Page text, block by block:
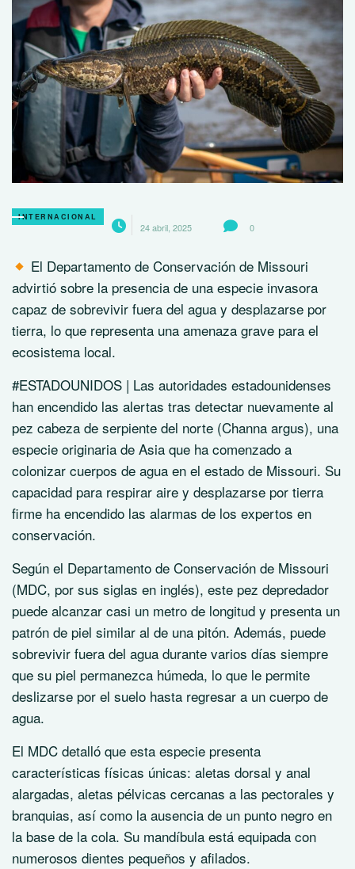
INTERNACIONAL
24 abril, 2025 0
El Departamento de Conservación de Missouri
advirtió sobre la presencia de una especie invasora
capaz de sobrevivir fuera del agua y desplazarse por
tierra, lo que representa una amenaza grave para el
ecosistema local.
#ESTADOUNIDOS | Las autoridades estadounidenses
han encendido las alertas tras detectar nuevamente al
pez cabeza de serpiente del norte (Channa argus), una
especie originaria de Asia que ha comenzado a
colonizar cuerpos de agua en el estado de Missouri. Su
capacidad para respirar aire y desplazarse por tierra
firme ha encendido las alarmas de los expertos en
conservación.
Según el Departamento de Conservación de Missouri
(MDC, por sus siglas en inglés), este pez depredador
puede alcanzar casi un metro de longitud y presenta un
patrón de piel similar al de una pitón. Además, puede
sobrevivir fuera del agua durante varios días siempre
que su piel permanezca húmeda, lo que le permite
deslizarse por el suelo hasta regresar a un cuerpo de
agua.
El MDC detalló que esta especie presenta
características físicas únicas: aletas dorsal y anal
alargadas, aletas pélvicas cercanas a las pectorales y
branquias, así como la ausencia de un punto negro en
la base de la cola. Su mandíbula está equipada con
numerosos dientes pequeños y afilados.